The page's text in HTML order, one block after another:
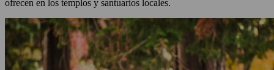
ofrecen en los templos y santuarios locales.